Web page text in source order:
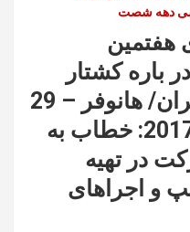
دهه شصت
هفتمین
باره کشتار
زندانیان سیاسی درایران/ هانوفر – 29
سپتامبر تا اول اکتبر 2017: خطاب به
در تهیه
و اجراهای